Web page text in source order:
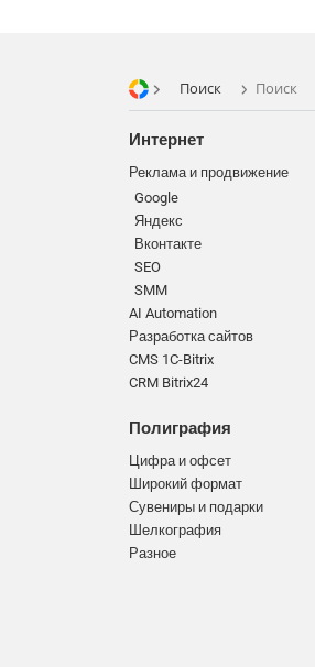
Поиск Поиск
Интернет
Реклама и продвижение
Google
Яндекс
Вконтакте
SEO
SMM
AI Automation
Разработка сайтов
CMS 1C-Bitrix
CRM Bitrix24
Полиграфия
Цифра и офсет
Широкий формат
Сувениры и подарки
Шелкография
Разное